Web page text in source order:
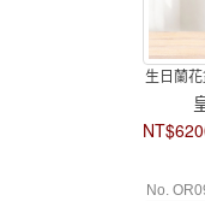
生日蘭
No.